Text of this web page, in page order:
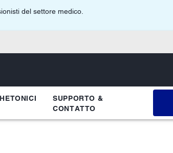
del settore medico.
SUPPORTO &
CONTATTO